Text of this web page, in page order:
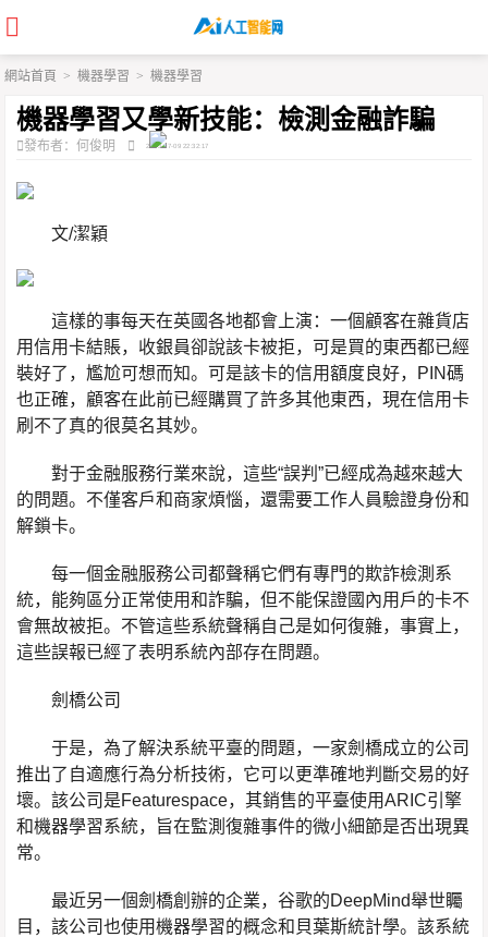
網站首頁 > 機器學習 > 機器學習
機器學習又學新技能：檢測金融詐騙
發布者：何俊明 2023-07-09 22:32:17
文/潔穎
這樣的事每天在英國各地都會上演：一個顧客在雜貨店
用信用卡結賬，收銀員卻說該卡被拒，可是買的東西都已經
裝好了，尷尬可想而知。可是該卡的信用額度良好，PIN碼
也正確，顧客在此前已經購買了許多其他東西，現在信用卡
刷不了真的很莫名其妙。
對于金融服務行業來說，這些“誤判”已經成為越來越大
的問題。不僅客戶和商家煩惱，還需要工作人員驗證身份和
解鎖卡。
每一個金融服務公司都聲稱它們有專門的欺詐檢測系
統，能夠區分正常使用和詐騙，但不能保證國內用戶的卡不
會無故被拒。不管這些系統聲稱自己是如何復雜，事實上，
這些誤報已經了表明系統內部存在問題。
劍橋公司
于是，為了解決系統平臺的問題，一家劍橋成立的公司
推出了自適應行為分析技術，它可以更準確地判斷交易的好
壞。該公司是Featurespace，其銷售的平臺使用ARIC引擎
和機器學習系統，旨在監測復雜事件的微小細節是否出現異
常。
最近另一個劍橋創辦的企業，谷歌的DeepMind舉世矚
目，該公司也使用機器學習的概念和貝葉斯統計學。該系統